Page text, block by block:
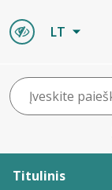
LT
Titulinis